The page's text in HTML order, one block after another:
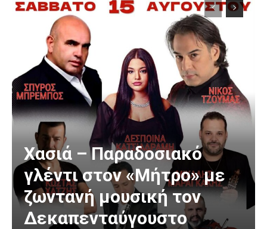
Χασιά – Παραδοσιακό
γλέντι στον «Μήτρο» με
ζωντανή μουσική τον
Δεκαπενταύγουστο